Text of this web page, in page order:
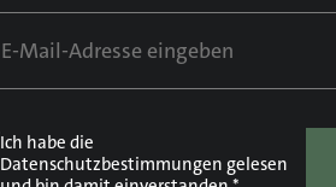
Ich habe die
Datenschutzbestimmungen gelesen